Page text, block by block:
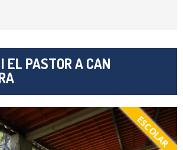
EL PASTOR A CAN
ESCOLAR